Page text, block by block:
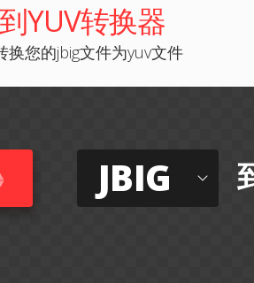
YUV转换器
换您的jbig文件为yuv文件
JBIG